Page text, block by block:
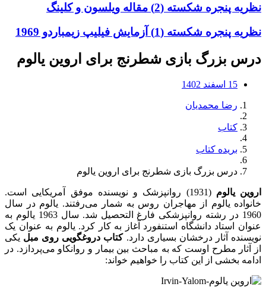
نظریه پنجره شکسته (2) مقاله ویلسون و کلینگ
نظریه پنجره شکسته (1) آزمایش فیلیپ زیمباردو 1969
درس بزرگ بازی شطرنج برای اروین یالوم
15 اسفند 1402
رضا محمدیان
کتاب
بریده کتاب
درس بزرگ بازی شطرنج برای اروین یالوم
اروین یالوم
(1931) روانپزشک و نویسنده موفق آمریکایی است.
خانواده یالوم از مهاجران روس به شمار می‌رفتند. یالوم در سال
1960 در رشته روانپزشکی فارغ التحصیل شد. سال 1963 یالوم به
عنوان استاد دانشگاه استنفورد آغاز به کار کرد. یالوم به عنوان یک
نویسنده آثار درخشان بسیاری دارد.کتاب دروغگویی روی مبل یکی
از آثار مطرح اوست که به مباحث بین بیمار و روانکاو می‌پردازد. در
ادامه بخشی از این کتاب را خواهیم خواند: